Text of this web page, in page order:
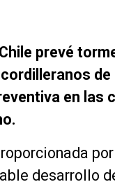
prevé
de
en las
desarrollo